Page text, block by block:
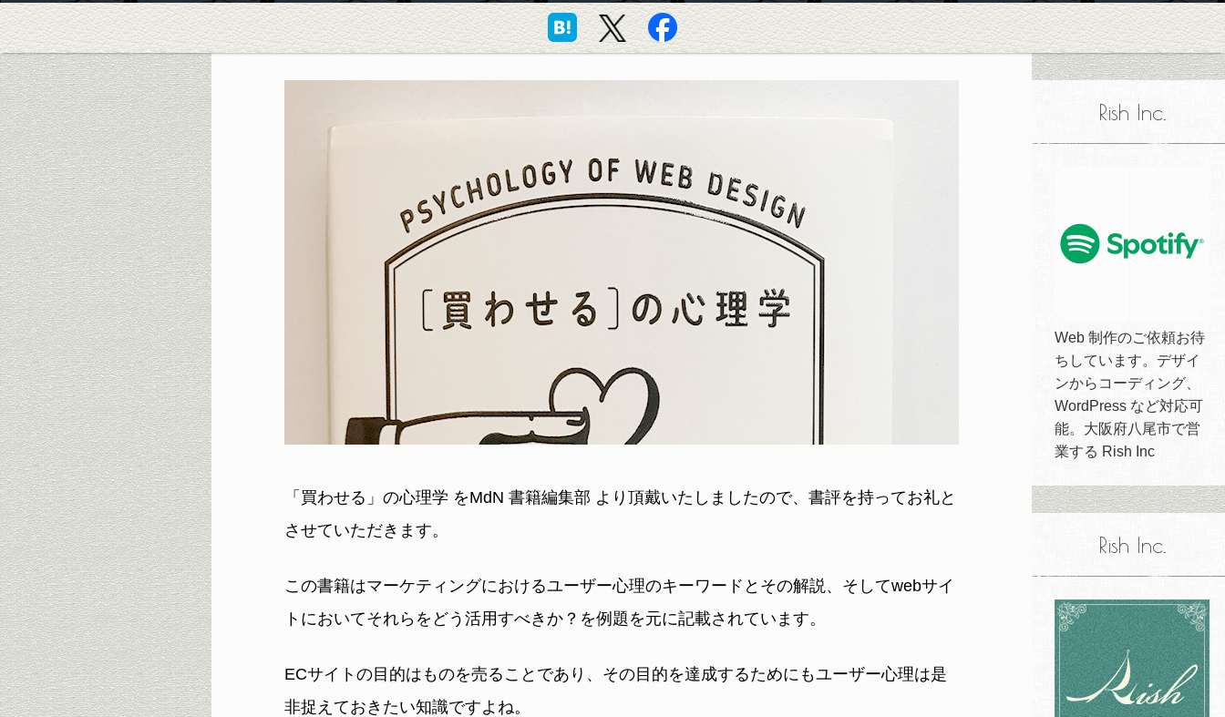
「買わせる」の心理学 をMdN 書籍編集部 より頂戴いたしましたので、書評を持ってお礼と
させていただきます。
この書籍はマーケティングにおけるユーザー心理のキーワードとその解説、そしてwebサイ
トにおいてそれらをどう活用すべきか？を例題を元に記載されています。
ECサイトの目的はものを売ることであり、その目的を達成するためにもユーザー心理は是
非捉えておきたい知識ですよね。
Rish Inc.
Web 制作のご依頼お待
ちしています。デザイ
ンからコーディング、
WordPress など対応可
能。大阪府八尾市で営
業する Rish Inc
Rish Inc.